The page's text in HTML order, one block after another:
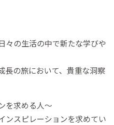
々の生活の中で新たな学びや
長の旅において、貴重な洞察
を求める人〜
ンスピレーションを求めてい